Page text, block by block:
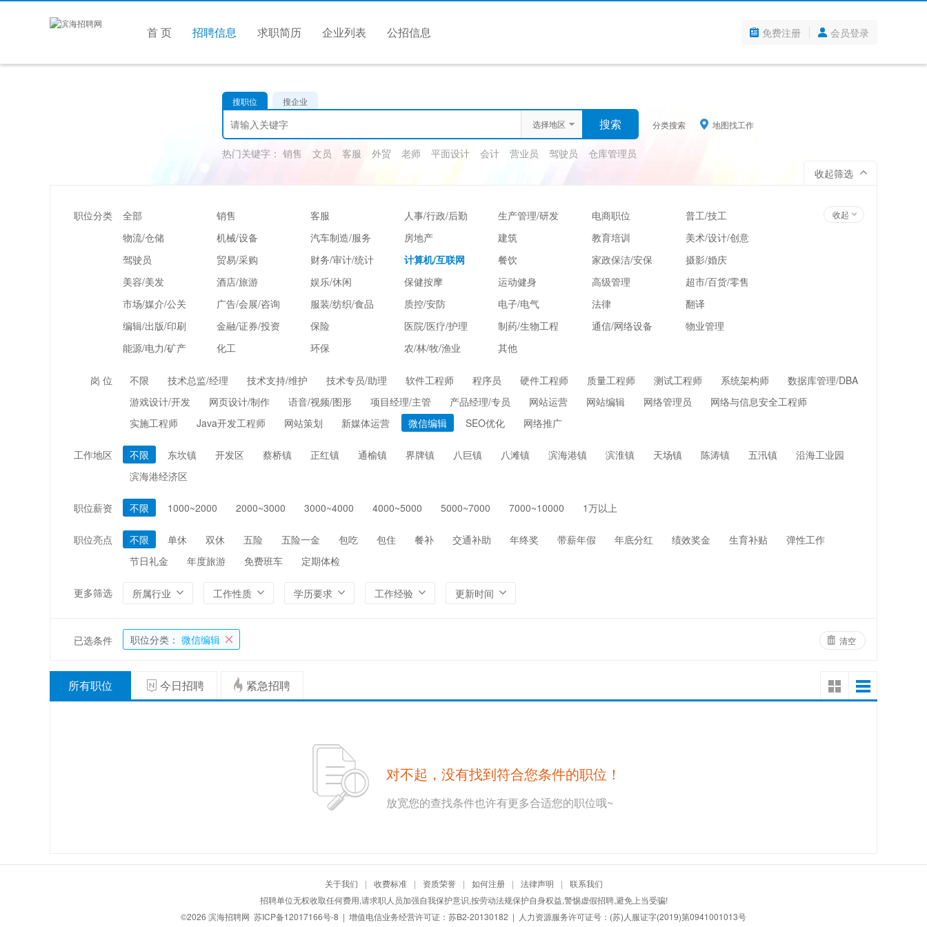
首 页 招聘信息 求职简历 企业列表 公招信息 免费注册 会员登录
搜职位
搜企业
选择地区
分类搜索 地图找工作
热门关键字： 销售 文员 客服 外贸 老师 平面设计 会计 营业员 驾驶员
仓库管理员
收起筛选
职位分类 全部 销售 客服 人事/行政/后勤 生产管理/研发 电商职位
普工/技工
物流/仓储
机械/设备 汽车制造/服务 房地产 建筑 教育培训
美术/设计/创意
驾驶员
贸易/采购 财务/审计/统计 计算机/互联网 餐饮 家政保洁/安保
摄影/婚庆
美容/美发
酒店/旅游 娱乐/休闲 保健按摩 运动健身 高级管理
超市/百货/零售
市场/媒介/公关
广告/会展/咨询 服装/纺织/食品 质控/安防 电子/电气 法律
翻译
编辑/出版/印刷
金融/证券/投资 保险 医院/医疗/护理 制药/生物工程 通信/网络设备
物业管理
能源/电力/矿产
化工 环保 农/林/牧/渔业 其他
收起
岗 位 不限 技术总监/经理 技术支持/维护 技术专员/助理 软件工程师 程序员 硬件工程师 质量工程师 测试工程师 系统架构师
数据库管理/DBA
游戏设计/开发
网页设计/制作 语音/视频/图形 项目经理/主管 产品经理/专员 网站运营 网站编辑 网络管理员
网络与信息安全工程师
实施工程师
Java开发工程师 网站策划 新媒体运营 微信编辑 SEO优化 网络推广
工作地区 不限 东坎镇 开发区 蔡桥镇 正红镇 通榆镇 界牌镇 八巨镇 八滩镇 滨海港镇 滨淮镇 天场镇 陈涛镇 五汛镇
沿海工业园
滨海港经济区
职位薪资 不限 1000~2000 2000~3000 3000~4000 4000~5000 5000~7000 7000~10000 1万以上
职位亮点 不限 单休 双休 五险 五险一金 包吃 包住 餐补 交通补助 年终奖 带薪年假 年底分红 绩效奖金 生育补贴
弹性工作
节日礼金
年度旅游 免费班车 定期体检
更多筛选 所属行业 工作性质 学历要求 工作经验 更新时间
已选条件 职位分类： 微信编辑 清空
所有职位 今日招聘 紧急招聘
对不起，没有找到符合您条件的职位！
放宽您的查找条件也许有更多合适您的职位哦~
关于我们 | 收费标准 | 资质荣誉 | 如何注册 | 法律声明 |
联系我们
招聘单位无权收取任何费用,请求职人员加强自我保护意识,按劳动法规保护自身权益,警惕虚假招聘,避免上当受骗!
©2026 滨海招聘网 苏ICP备12017166号-8 | 增值电信业务经营许可证：苏B2-20130182 | 人力资源服务许可证号：(苏)人服证字(2019)第0941001013号